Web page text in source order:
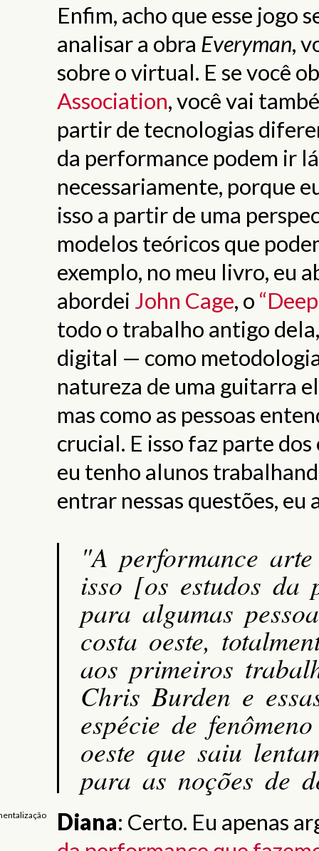
Enfim, acho que esse jogo
analisar a obra Everyman,
sobre o virtual. E se você
Association, você vai
partir de tecnologias
da performance podem ir
necessariamente, porque
isso a partir de uma
modelos teóricos que
exemplo, no meu livro, eu
abordei John Cage, o
todo o trabalho antigo
digital — como
natureza de uma guitarra
mas como as pessoas
crucial. E isso faz parte
eu tenho alunos
entrar nessas questões, eu
"A performance
isso [os estudos da
para algumas
costa oeste,
aos primeiros
Chris Burden e
espécie de
oeste que saiu
para as noções de
Diana: Certo. Eu apenas